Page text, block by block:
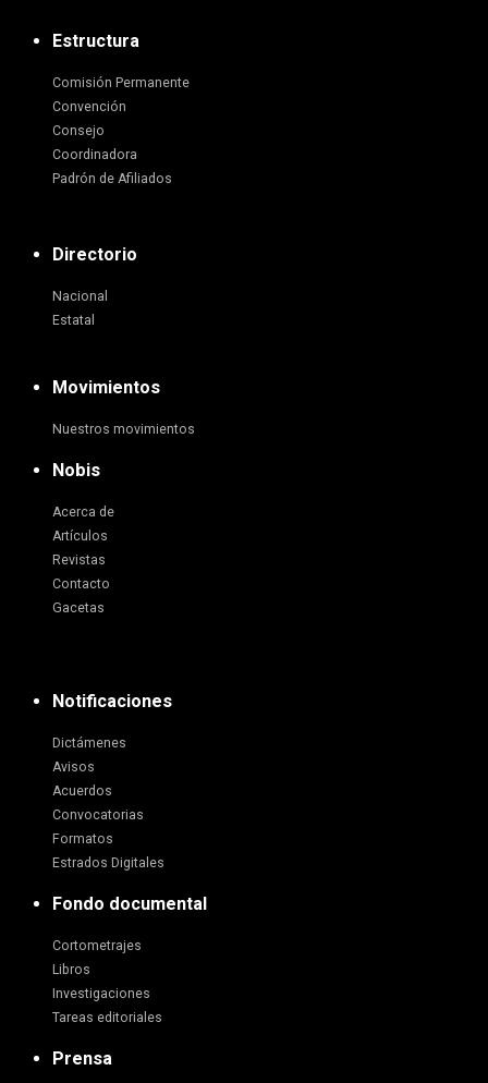
Estructura
Comisión Permanente
Convención
Consejo
Coordinadora
Padrón de Afiliados
Directorio
Nacional
Estatal
Movimientos
Nuestros movimientos
Nobis
Acerca de
Artículos
Revistas
Contacto
Gacetas
Notificaciones
Dictámenes
Avisos
Acuerdos
Convocatorias
Formatos
Estrados Digitales
Fondo documental
Cortometrajes
Libros
Investigaciones
Tareas editoriales
Prensa